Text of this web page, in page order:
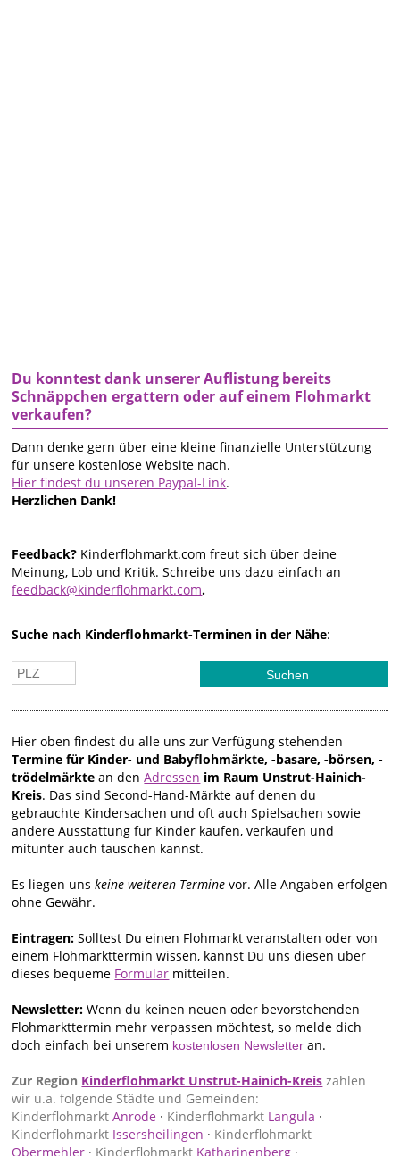
Du konntest dank unserer Auflistung bereits
Schnäppchen ergattern oder auf einem Flohmarkt
verkaufen?
Dann denke gern über eine kleine finanzielle Unterstützung
für unsere kostenlose Website nach.
Hier findest du unseren Paypal-Link.
Herzlichen Dank!
Feedback? Kinderflohmarkt.com freut sich über deine
Meinung, Lob und Kritik. Schreibe uns dazu einfach an
feedback@kinderflohmarkt.com.
Suche nach Kinderflohmarkt-Terminen in der Nähe:
Hier oben findest du alle uns zur Verfügung stehenden
Termine für Kinder- und Babyflohmärkte, -basare, -börsen, -
trödelmärkte an denAdressen im Raum Unstrut-Hainich-
Kreis. Das sind Second-Hand-Märkte auf denen du
gebrauchte Kindersachen und oft auch Spielsachen sowie
andere Ausstattung für Kinder kaufen, verkaufen und
mitunter auch tauschen kannst.
Es liegen unskeine weiteren Termine vor. Alle Angaben erfolgen
ohne Gewähr.
Eintragen:Solltest Du einen Flohmarkt veranstalten oder von
einem Flohmarkttermin wissen, kannst Du uns diesen über
dieses bequeme Formular mitteilen.
Newsletter: Wenn du keinen neuen oder bevorstehenden
Flohmarkttermin mehr verpassen möchtest, so melde dich
doch einfach bei unserem kostenlosen Newsletter an.
Zur Region Kinderflohmarkt Unstrut-Hainich-Kreis zählen
wir u.a. folgende Städte und Gemeinden:
Kinderflohmarkt Anrode · Kinderflohmarkt Langula ·
Kinderflohmarkt Issersheilingen · Kinderflohmarkt
Obermehler · Kinderflohmarkt Katharinenberg ·